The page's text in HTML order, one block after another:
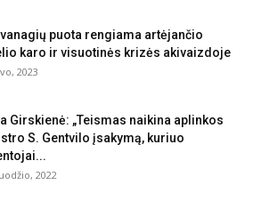
puota rengiama artėjančio
karo ir visuotinės krizės akivaizdoje
2023
Girskienė: „Teismas naikina aplinkos
S. Gentvilo įsakymą, kuriuo
2022